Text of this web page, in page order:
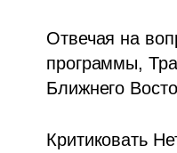
Отвечая на
программы,
Ближнего
Критиковать